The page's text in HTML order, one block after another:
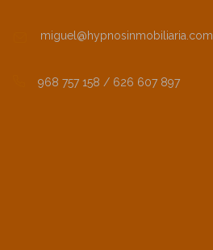
miguel@hypnosinmobiliaria.com
968 757 158 / 626 607 897